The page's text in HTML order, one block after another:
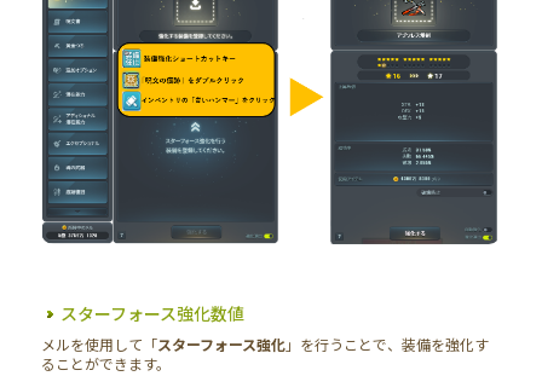
スターフォース強化数値
メルを使用して「スターフォース強化」を行うことで、装備を強化す
ることができます。